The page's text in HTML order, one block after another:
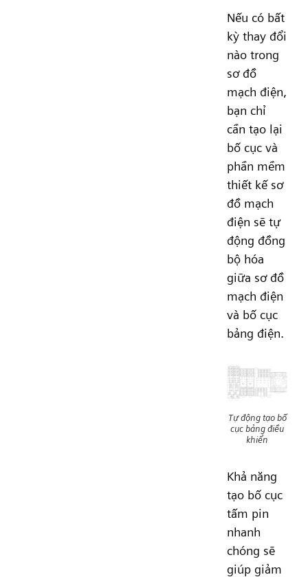
Nếu có bất
kỳ thay đổi
nào trong
sơ đồ
mạch điện,
bạn chỉ
cần tạo lại
bố cục và
phần mềm
thiết kế sơ
đồ mạch
điện sẽ tự
động đồng
bộ hóa
giữa sơ đồ
mạch điện
và bố cục
bảng điện.
Tự động tạo bố
cục bảng điều
khiển
Khả năng
tạo bố cục
tấm pin
nhanh
chóng sẽ
giúp giảm